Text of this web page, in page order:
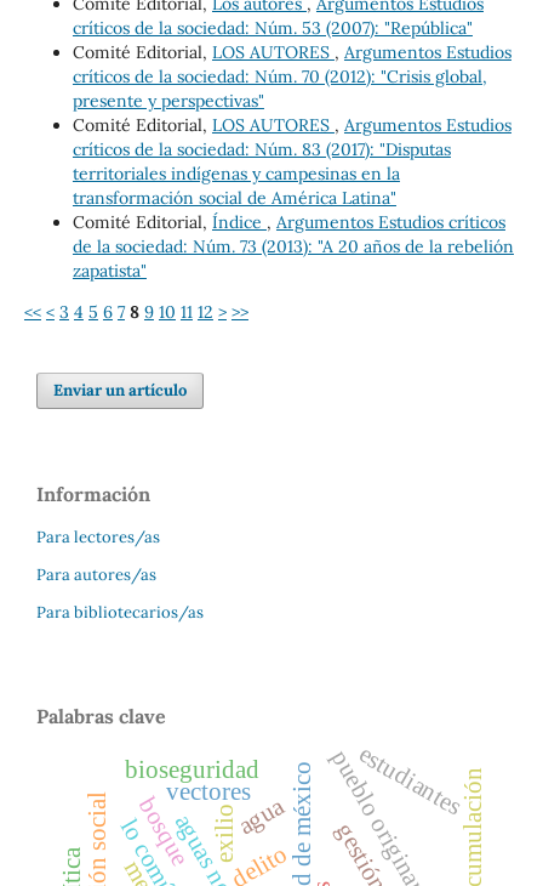
críticos de la sociedad: Núm. 53 (2007): "República"
Comité Editorial, LOS AUTORES , Argumentos Estudios
críticos de la sociedad: Núm. 70 (2012): "Crisis global,
presente y perspectivas"
Comité Editorial, LOS AUTORES , Argumentos Estudios
críticos de la sociedad: Núm. 83 (2017): "Disputas
territoriales indígenas y campesinas en la
transformación social de América Latina"
Comité Editorial, Índice , Argumentos Estudios críticos
de la sociedad: Núm. 73 (2013): "A 20 años de la rebelión
zapatista"
<< < 3 4 5 6 7 8 9 10 11 12 > >>
Enviar un artículo
Información
Para lectores/as
Para autores/as
Para bibliotecarios/as
Palabras clave
delito
bosque agua pueblo originario
vectores estudiantes
lo común exilio
bioseguridad